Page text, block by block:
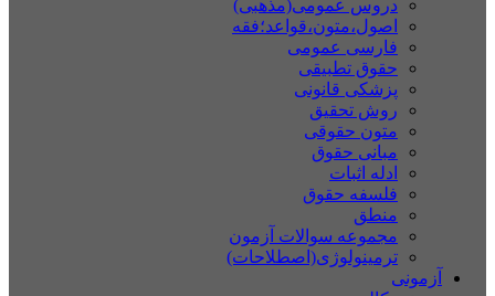
دروس عمومی(مذهبی)
اصول،متون،قواعد؛فقه
فارسی عمومی
حقوق تطبیقی
پزشکی قانونی
روش تحقیق
متون حقوقی
مبانی حقوق
ادله اثبات
فلسفه حقوق
منطق
مجموعه سوالات آزمون
ترمینولوژی(اصطلاحات)
آزمونی